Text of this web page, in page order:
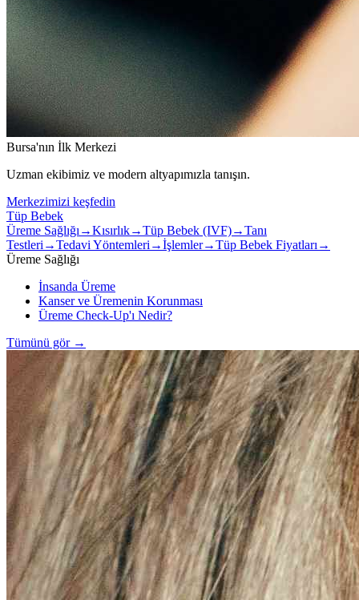
Bursa'nın İlk Merkezi
Uzman ekibimiz ve modern altyapımızla tanışın.
Merkezimizi keşfedin
Tüp Bebek
Üreme Sağlığı →Kısırlık→Tüp Bebek (IVF)→Tanı
Testleri →Tedavi Yöntemleri →İşlemler→Tüp Bebek Fiyatları →
Üreme Sağlığı
İnsanda Üreme
Kanser ve Üremenin Korunması
Üreme Check-Up'ı Nedir?
Tümünü gör →